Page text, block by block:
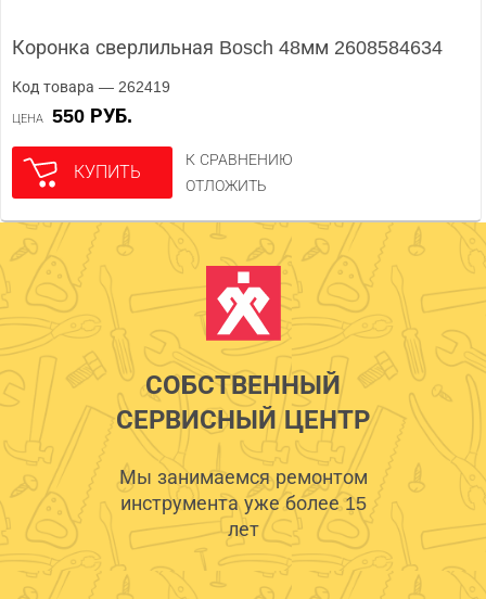
Коронка сверлильная Bosch 48мм 2608584634
Код товара — 262419
ЦЕНА 550 РУБ.
КУПИТЬ
К СРАВНЕНИЮ
ОТЛОЖИТЬ
СОБСТВЕННЫЙ
СЕРВИСНЫЙ ЦЕНТР
Мы занимаемся ремонтом
инструмента уже более 15
лет